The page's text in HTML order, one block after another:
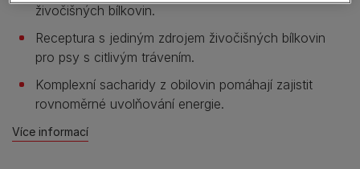
živočišných bílkovin.
Receptura s jediným zdrojem živočišných bílkovin
pro psy s citlivým trávením.
Komplexní sacharidy z obilovin pomáhají zajistit
rovnoměrné uvolňování energie.
Více informací